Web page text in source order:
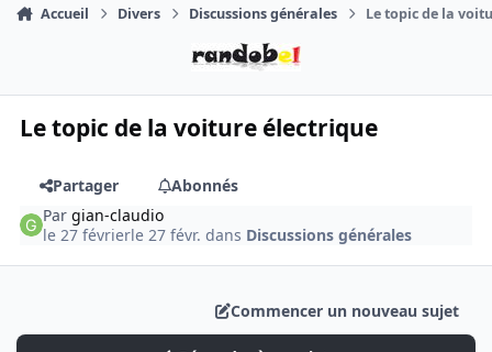
Accueil Divers Discussions générales Le topic de la
Le topic de la voiture électrique
Partager
Abonnés
Pargian-claudio
le 27 févrierle 27 févr. dans Discussions générales
Commencer un nouveau sujet